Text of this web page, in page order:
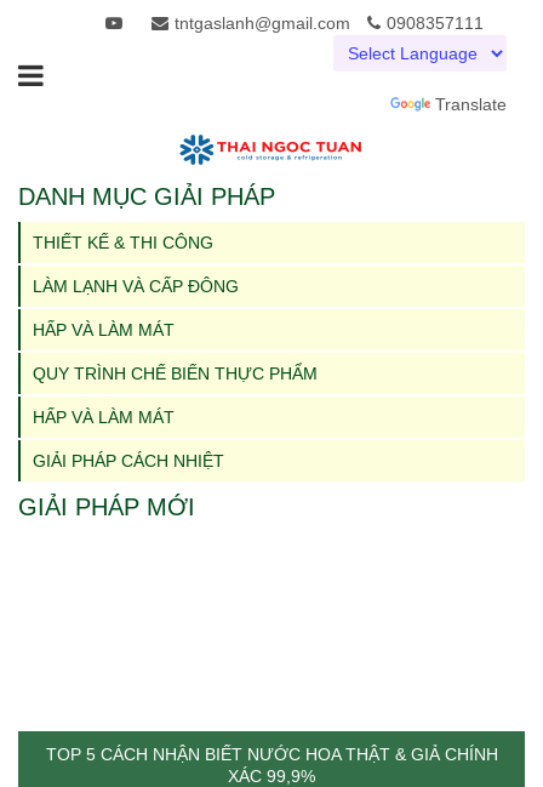
tntgaslanh@gmail.com 0908357111
Translate
DANH MỤC GIẢI PHÁP
THIẾT KẾ & THI CÔNG
LÀM LẠNH VÀ CẤP ĐÔNG
HẤP VÀ LÀM MÁT
QUY TRÌNH CHẾ BIẾN THỰC PHẨM
HẤP VÀ LÀM MÁT
GIẢI PHÁP CÁCH NHIỆT
GIẢI PHÁP MỚI
TOP 5 CÁCH NHẬN BIẾT NƯỚC HOA THẬT & GIẢ CHÍNH
XÁC 99,9%